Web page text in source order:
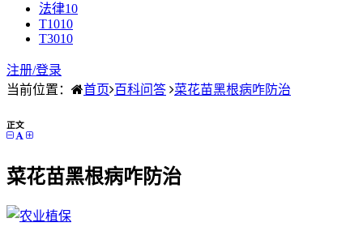
法律10
T1010
T3010
注册/登录
当前位置：
首页 百科问答 菜花苗黑根病咋防治
正文
菜花苗黑根病咋防治